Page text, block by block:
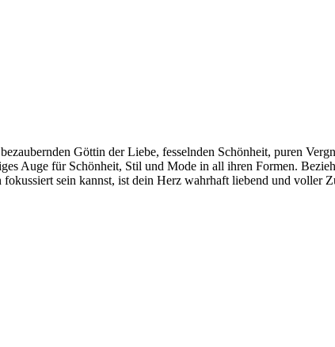
Göttin der Liebe, fesselnden Schönheit, puren
Auge für Schönheit, Stil und Mode in all ihren Formen.
sein kannst, ist dein Herz wahrhaft liebend und voller